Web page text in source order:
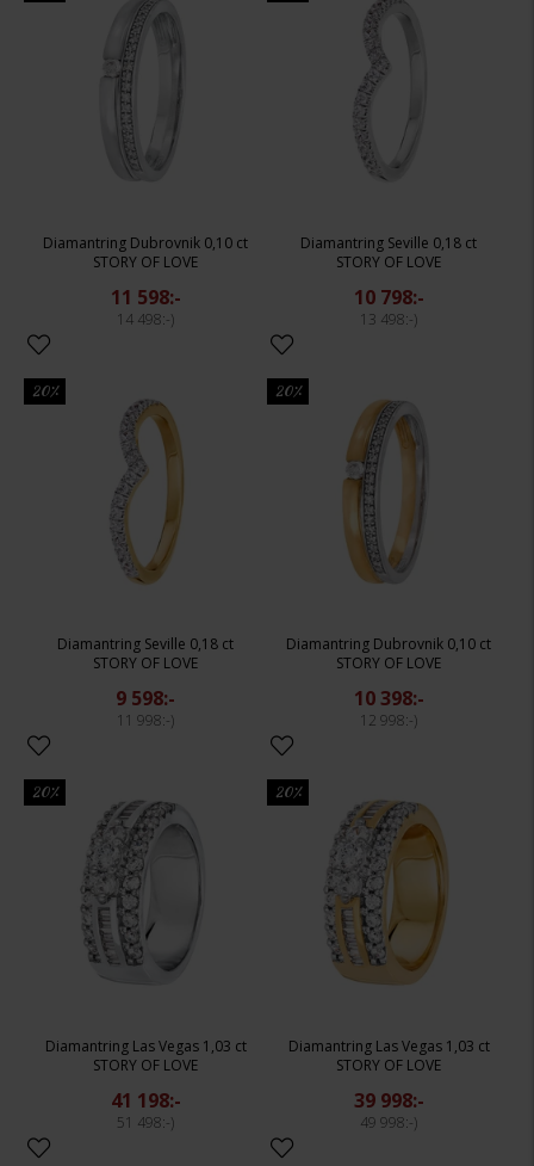
Diamantring Dubrovnik 0,10 ct
STORY OF LOVE
11 598:-
14 498:-
Diamantring Seville 0,18 ct
STORY OF LOVE
10 798:-
13 498:-
20%
Diamantring Seville 0,18 ct
STORY OF LOVE
9 598:-
11 998:-
20%
Diamantring Dubrovnik 0,10 ct
STORY OF LOVE
10 398:-
12 998:-
20%
Diamantring Las Vegas 1,03 ct
STORY OF LOVE
41 198:-
51 498:-
20%
Diamantring Las Vegas 1,03 ct
STORY OF LOVE
39 998:-
49 998:-